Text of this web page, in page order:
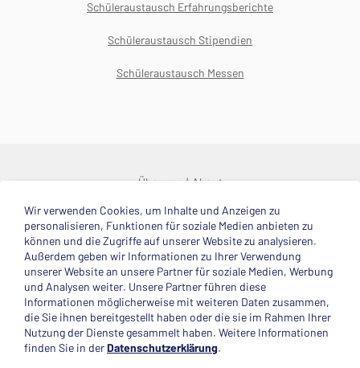
Schüleraustausch Erfahrungsberichte
Schüleraustausch Stipendien
Schüleraustausch Messen
Über uns About
© 2025 Deutsche Stiftung Völkerverständigung
Impressum Datenschutzerklärung Kontakt
Mitglied im
Wir verwenden Cookies, um Inhalte und Anzeigen zu
personalisieren, Funktionen für soziale Medien anbieten zu
können und die Zugriffe auf unserer Website zu analysieren.
Außerdem geben wir Informationen zu Ihrer Verwendung
unserer Website an unsere Partner für soziale Medien, Werbung
und Analysen weiter. Unsere Partner führen diese
Informationen möglicherweise mit weiteren Daten zusammen,
die Sie ihnen bereitgestellt haben oder die sie im Rahmen Ihrer
Nutzung der Dienste gesammelt haben. Weitere Informationen
finden Sie in derDatenschutzerklärung.